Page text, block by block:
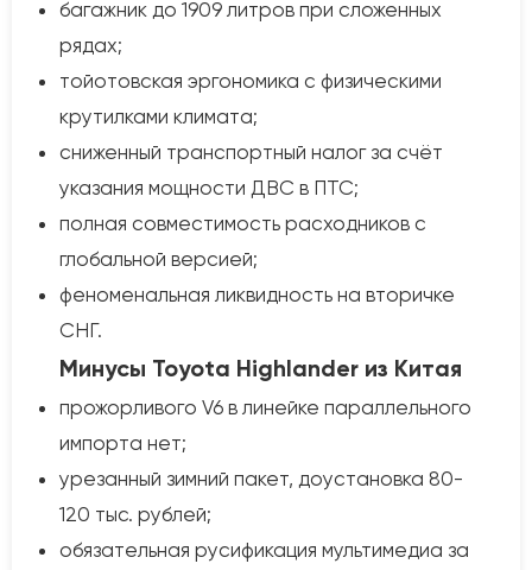
багажник до 1909 литров при сложенных
рядах;
тойотовская эргономика с физическими
крутилками климата;
сниженный транспортный налог за счёт
указания мощности ДВС в ПТС;
полная совместимость расходников с
глобальной версией;
феноменальная ликвидность на вторичке
СНГ.
Минусы Toyota Highlander из Китая
прожорливого V6 в линейке параллельного
импорта нет;
урезанный зимний пакет, доустановка 80-
120 тыс. рублей;
обязательная русификация мультимедиа за